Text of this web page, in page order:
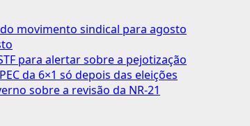
movimento sindical para agosto
para alertar sobre a pejotização
da 6×1 só depois das eleições
sobre a revisão da NR-21